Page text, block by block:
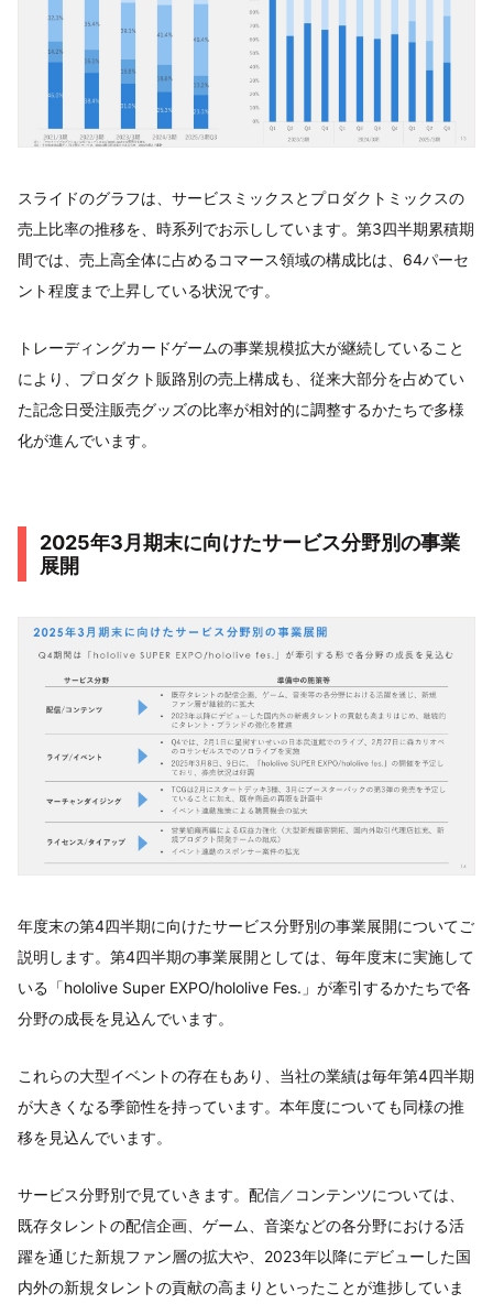
スライドのグラフは、サービスミックスとプロダクトミックスの
売上比率の推移を、時系列でお示ししています。第3四半期累積期
間では、売上高全体に占めるコマース領域の構成比は、64パーセ
ント程度まで上昇している状況です。
トレーディングカードゲームの事業規模拡大が継続していること
により、プロダクト販路別の売上構成も、従来大部分を占めてい
た記念日受注販売グッズの比率が相対的に調整するかたちで多様
化が進んでいます。
2025年3月期末に向けたサービス分野別の事業
展開
年度末の第4四半期に向けたサービス分野別の事業展開についてご
説明します。第4四半期の事業展開としては、毎年度末に実施して
いる「hololive Super EXPO/hololive Fes.」が牽引するかたちで各
分野の成長を見込んでいます。
これらの大型イベントの存在もあり、当社の業績は毎年第4四半期
が大きくなる季節性を持っています。本年度についても同様の推
移を見込んでいます。
サービス分野別で見ていきます。配信／コンテンツについては、
既存タレントの配信企画、ゲーム、音楽などの各分野における活
躍を通じた新規ファン層の拡大や、2023年以降にデビューした国
内外の新規タレントの貢献の高まりといったことが進捗していま